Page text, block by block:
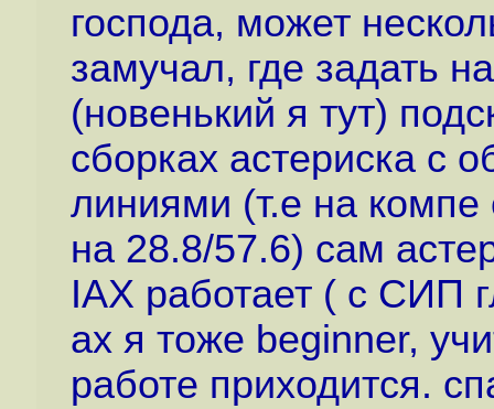
господа, может
замучал, где задать
(новенький я тут)
сборках астериска с
линиями (т.е на
на 28.8/57.6) сам
IAX работает ( с СИП
ах я тоже beginner,
работе приходится.